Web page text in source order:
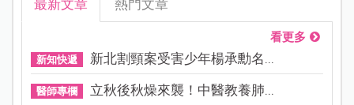
最新文章 熱門文章
看更多
新知快遞 新北割頸案受害少年楊承勳名...
醫師專欄 立秋後秋燥來襲！中醫教養肺...